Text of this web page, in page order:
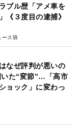
ブル歴「アメ車を
《３度目の逮捕》
ース班
なぜ評判が悪いの
た“変節”…「高市
ョック」に変わっ